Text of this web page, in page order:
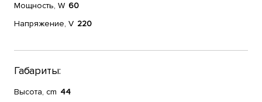
Мощность, W 60
Напряжение, V 220
Габариты:
Высота, cm 44